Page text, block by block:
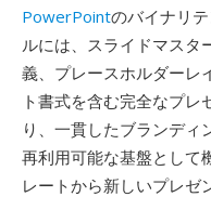
PowerPointのバイナリ
ルには、スライドマスタ
義、プレースホルダーレ
ト書式を含む完全なプ
り、一貫したブランディ
再利用可能な基盤として
レートから新しいプレゼ